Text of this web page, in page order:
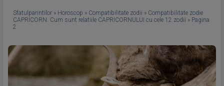
Sfatulparintilor » Horoscop » Compatibilitate zodii » Compatibilitate zodie
CAPRICORN. Cum sunt relatiile CAPRICORNULUI cu cele 12 zodii » Pagina
2